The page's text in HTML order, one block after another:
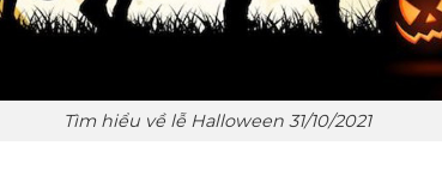
Tìm hiểu về lễ Halloween 31/10/2021